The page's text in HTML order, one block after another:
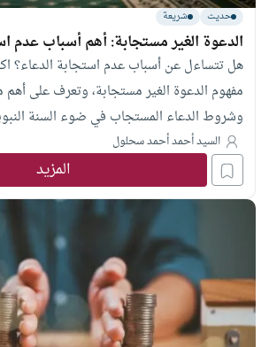
حديث شريعة
الدعوة الغير مستجابة: أهم أسباب عدم
هل تتساءل عن أسباب عدم استجابة الدعاء؟
مفهوم الدعوة الغير مستجابة، وتعرف على أهم
وشروط الدعاء المستجاب في ضوء السنة
السيد أحمد أحمد سحلول
المزيد